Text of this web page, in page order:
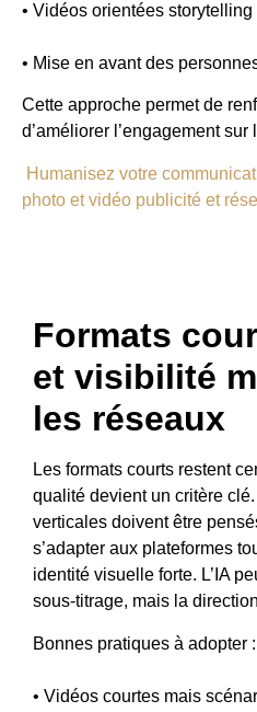
• Vidéos orientées storytelling
• Mise en avant des
Cette approche permet de
d’améliorer l’engagement sur
Humanisez votre
photo et vidéo publicité et
Formats
et visibilité
les réseaux
Les formats courts restent
qualité devient un critère
verticales doivent être
s’adapter aux plateformes
identité visuelle forte. L’IA
sous-titrage, mais la
Bonnes pratiques à adopter :
• Vidéos courtes mais